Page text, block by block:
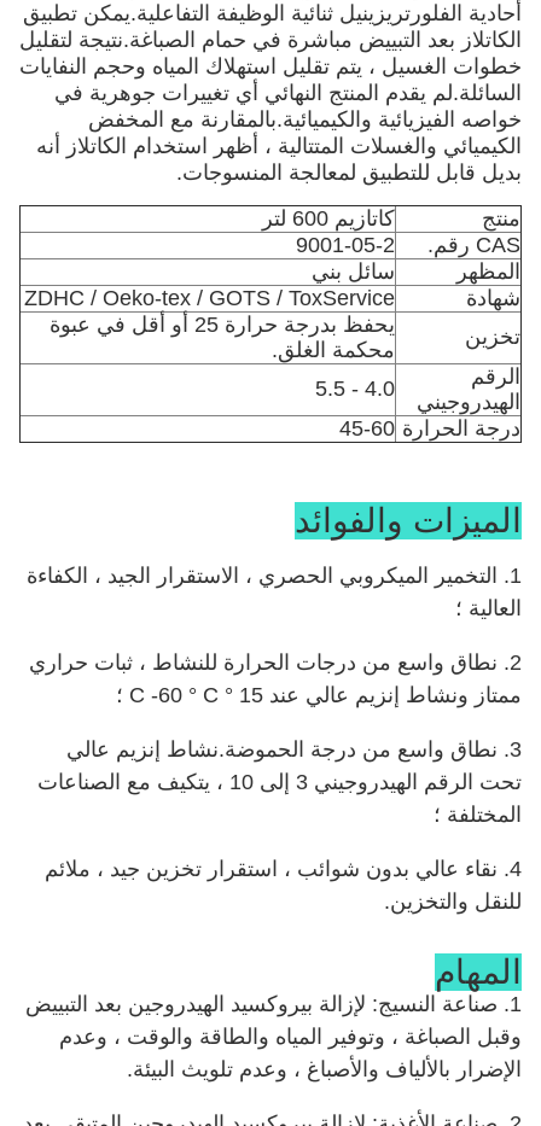
أحادية الفلورتريزينيل ثنائية الوظيفة التفاعلية.يمكن تطبيق
الكاتلاز بعد التبييض مباشرة في حمام الصباغة.نتيجة لتقليل
خطوات الغسيل ، يتم تقليل استهلاك المياه وحجم النفايات
السائلة.لم يقدم المنتج النهائي أي تغييرات جوهرية في
خواصه الفيزيائية والكيميائية.بالمقارنة مع المخفض
الكيميائي والغسلات المتتالية ، أظهر استخدام الكاتلاز أنه
بديل قابل للتطبيق لمعالجة المنسوجات.
منتج
كاتازيم 600 لتر
CAS رقم.
9001-05-2
المظهر
سائل بني
شهادة
ZDHC / Oeko-tex / GOTS / ToxService
تخزين
يحفظ بدرجة حرارة 25 أو أقل في عبوة
محكمة الغلق.
الرقم
الهيدروجيني
4.0 - 5.5
درجة الحرارة 45-60
الميزات والفوائد
1. التخمير الميكروبي الحصري ، الاستقرار الجيد ، الكفاءة
العالية ؛
2. نطاق واسع من درجات الحرارة للنشاط ، ثبات حراري
ممتاز ونشاط إنزيم عالي عند 15 ° C -60 ° C ؛
3. نطاق واسع من درجة الحموضة.نشاط إنزيم عالي
تحت الرقم الهيدروجيني 3 إلى 10 ، يتكيف مع الصناعات
المختلفة ؛
4. نقاء عالي بدون شوائب ، استقرار تخزين جيد ، ملائم
للنقل والتخزين.
المهام
1. صناعة النسيج: لإزالة بيروكسيد الهيدروجين بعد التبييض
وقبل الصباغة ، وتوفير المياه والطاقة والوقت ، وعدم
الإضرار بالألياف والأصباغ ، وعدم تلويث البيئة.